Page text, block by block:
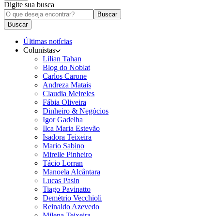
Digite sua busca
Buscar
Buscar
Últimas notícias
Colunistas
Lilian Tahan
Blog do Noblat
Carlos Carone
Andreza Matais
Claudia Meireles
Fábia Oliveira
Dinheiro & Negócios
Igor Gadelha
Ilca Maria Estevão
Isadora Teixeira
Mario Sabino
Mirelle Pinheiro
Tácio Lorran
Manoela Alcântara
Lucas Pasin
Tiago Pavinatto
Demétrio Vecchioli
Reinaldo Azevedo